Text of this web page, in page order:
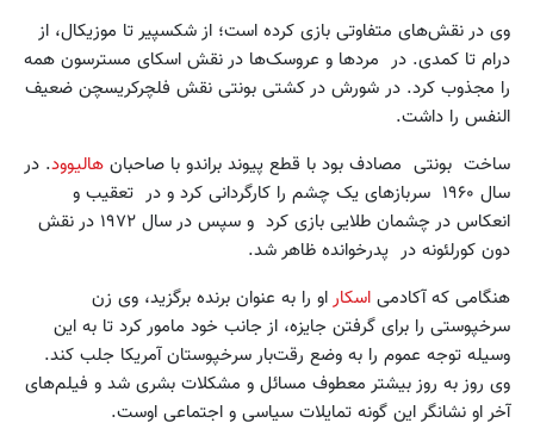
وی در نقش‌های متفاوتی بازی کرده است؛ از شکسپیر تا موزیکال، از
درام تا کمدی. در مردها و عروسک‌ها در نقش اسکای مسترسون همه
را مجذوب کرد. در شورش در کشتی بونتی نقش فلچرکریسچن ضعیف
النفس را داشت.
ساخت بونتی مصادف بود با قطع پیوند براندو با صاحبان هالیوود. در
سال ۱۹۶۰ سربازهای یک چشم را کارگردانی کرد و در تعقیب و
انعکاس در چشمان طلایی بازی کرد و سپس در سال ۱۹۷۲ در نقش
دون کورلئونه در پدرخوانده ظاهر شد.
هنگامی که آکادمی اسکاراو را به عنوان برنده برگزید، وی زن
سرخپوستی را برای گرفتن جایزه، از جانب خود مامور کرد تا به این
وسیله توجه عموم را به وضع رقت‌بار سرخپوستان آمریکا جلب کند.
وی روز به روز بیشتر معطوف مسائل و مشکلات بشری شد و فیلم‌های
آخر او نشانگر این گونه تمایلات سیاسی و اجتماعی اوست.